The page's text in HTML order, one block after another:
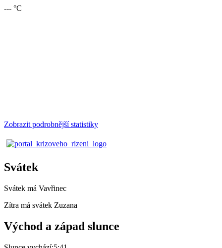
--- °C
Zobrazit podrobnější statistiky
Svátek
Svátek má Vavřinec
Zítra má svátek Zuzana
Východ a západ slunce